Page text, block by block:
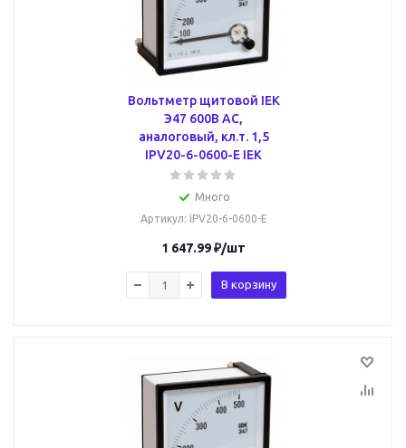
Вольтметр щитовой IEK
Э47 600В AC,
аналоговый, кл.т. 1,5
IPV20-6-0600-E IEK
Много
Артикул: IPV20-6-0600-E
1 647.99₽/шт
В корзину